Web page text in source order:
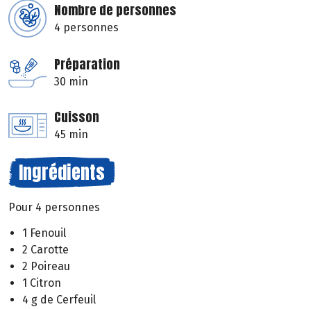
Nombre de personnes
4 personnes
Préparation
30 min
Cuisson
45 min
Ingrédients
Pour 4 personnes
1 Fenouil
2 Carotte
2 Poireau
1 Citron
4 g de Cerfeuil